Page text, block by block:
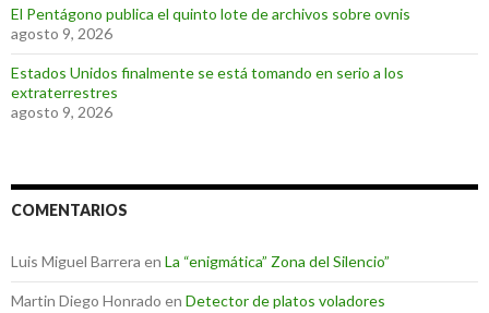
El Pentágono publica el quinto lote de archivos sobre ovnis
agosto 9, 2026
Estados Unidos finalmente se está tomando en serio a los
extraterrestres
agosto 9, 2026
COMENTARIOS
Luis Miguel Barrera en La “enigmática” Zona del Silencio”
Martin Diego Honrado en Detector de platos voladores